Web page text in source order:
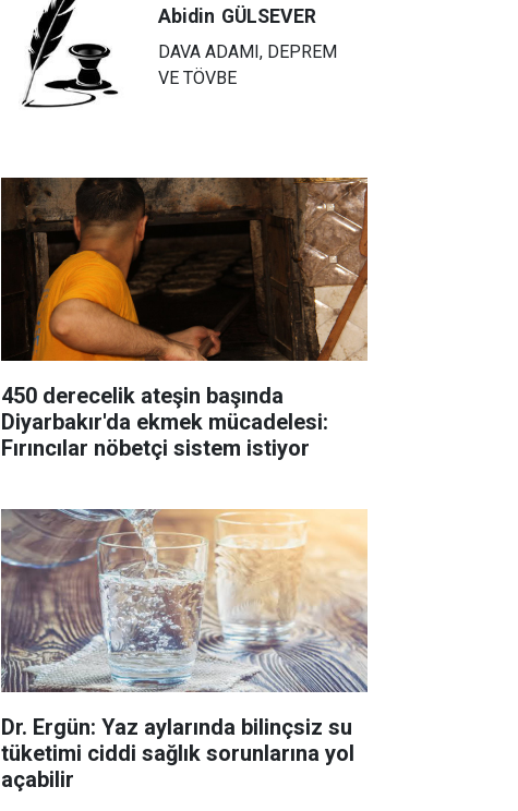
Abidin GÜLSEVER
DAVA ADAMI, DEPREM
VE TÖVBE
450 derecelik ateşin başında
Diyarbakır'da ekmek mücadelesi:
Fırıncılar nöbetçi sistem istiyor
Dr. Ergün: Yaz aylarında bilinçsiz su
tüketimi ciddi sağlık sorunlarına yol
açabilir